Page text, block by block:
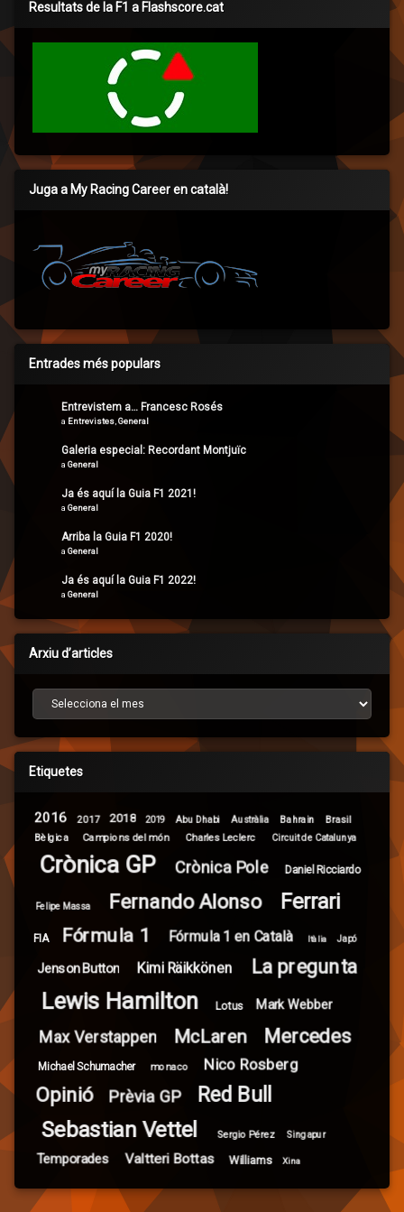
Resultats de la F1 a Flashscore.cat
Juga a My Racing Career en català!
Entrades més populars
Entrevistem a… Francesc Rosés
a Entrevistes General
Galeria especial: Recordant Montjuïc
a General
Ja és aquí la Guia F1 2021!
a General
Arriba la Guia F1 2020!
a General
Ja és aquí la Guia F1 2022!
a General
Arxiu d’articles
Arxiu d’articles
Etiquetes
2016 2017 2018 2019 Abu Dhabi Austràlia Bahrain
Brasil
Bèlgica
Campions del món Charles Leclerc Circuit de Catalunya
Crònica GP Crònica Pole Daniel Ricciardo
Felipe Massa Fernando Alonso Ferrari
FIA Fórmula 1 Fórmula 1 en Català Itàlia Japó
Jenson Button Kimi Räikkönen La pregunta
Lewis Hamilton Lotus Mark Webber
Max Verstappen McLaren Mercedes
Michael Schumacher monaco Nico Rosberg
Opinió Prèvia GP Red Bull
Sebastian Vettel Sergio Pérez Singapur
Temporades Valtteri Bottas Williams Xina